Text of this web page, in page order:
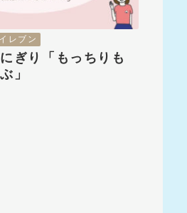
レブン
ぎり「もっちりも
」